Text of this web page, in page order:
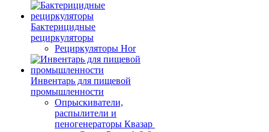
Бактерицидные
рециркуляторы
Рециркуляторы Hor
Инвентарь для пищевой
промышленности
Опрыскиватели,
распылители и
пеногенераторы Квазар